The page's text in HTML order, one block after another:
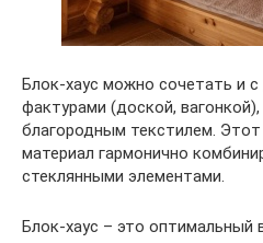
Блок-хаус можно сочетать и
фактурами (доской,
благородным текстилем.
материал гармонично
стеклянными элементами.
Блок-хаус – это оптимальный